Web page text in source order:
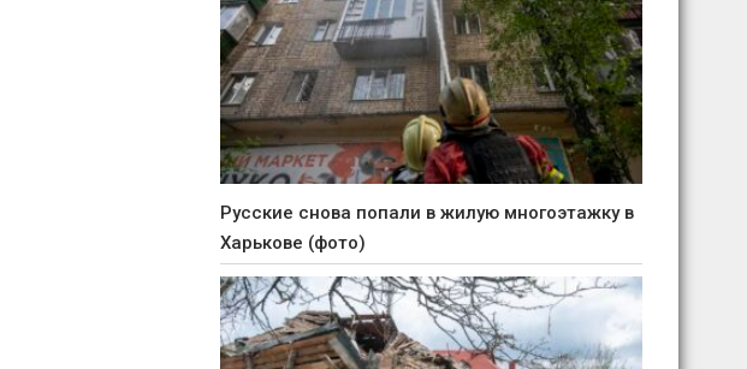
Русские снова попали в жилую многоэтажку в
Харькове (фото)